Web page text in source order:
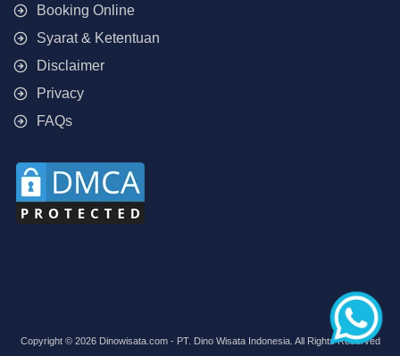
Booking Online
Syarat & Ketentuan
Disclaimer
Privacy
FAQs
Copyright © 2026 Dinowisata.com - PT. Dino Wisata Indonesia. All Rights Reserved